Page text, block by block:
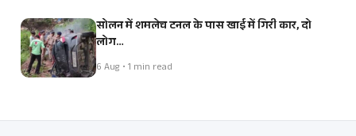
सोलन में शमलेच टनल के पास खाई में गिरी कार, दो
लोग…
6 Aug • 1 min read